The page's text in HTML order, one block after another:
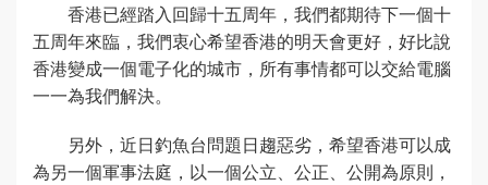
香港已經踏入回歸十五周年，我們都期待下一個十
五周年來臨，我們衷心希望香港的明天會更好，好比說
香港變成一個電子化的城市，所有事情都可以交給電腦
一一為我們解決。
另外，近日釣魚台問題日趨惡劣，希望香港可以成
為另一個軍事法庭，以一個公立、公正、公開為原則，